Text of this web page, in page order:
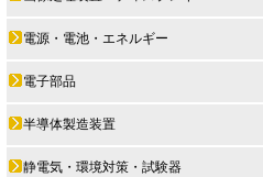
電源・電池・エネルギー
電子部品
半導体製造装置
静電気・環境対策・試験器